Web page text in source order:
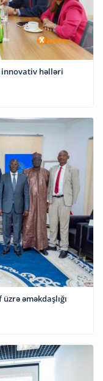
həlləri
əməkdaşlığı